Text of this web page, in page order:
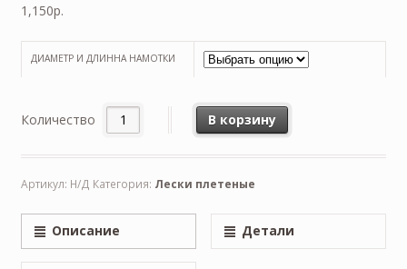
1,150р.
ДИАМЕТР И ДЛИННА НАМОТКИ
Количество В корзину
Артикул: Н/Д Категория: Лески плетеные
Описание Детали